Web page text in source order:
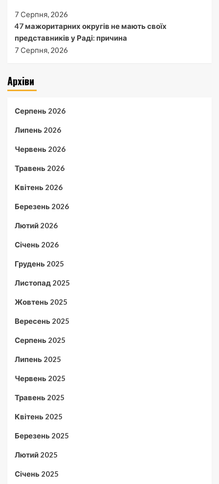
7 Серпня, 2026
47 мажоритарних округів не мають своїх
представників у Раді: причина
7 Серпня, 2026
Архіви
Серпень 2026
Липень 2026
Червень 2026
Травень 2026
Квітень 2026
Березень 2026
Лютий 2026
Січень 2026
Грудень 2025
Листопад 2025
Жовтень 2025
Вересень 2025
Серпень 2025
Липень 2025
Червень 2025
Травень 2025
Квітень 2025
Березень 2025
Лютий 2025
Січень 2025